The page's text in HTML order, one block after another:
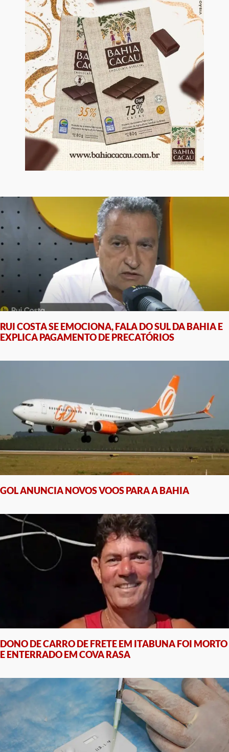
RUI COSTA SE EMOCIONA, FALA DO SUL DA BAHIA E
EXPLICA PAGAMENTO DE PRECATÓRIOS
GOL ANUNCIA NOVOS VOOS PARA A BAHIA
DONO DE CARRO DE FRETE EM ITABUNA FOI MORTO
E ENTERRADO EM COVA RASA